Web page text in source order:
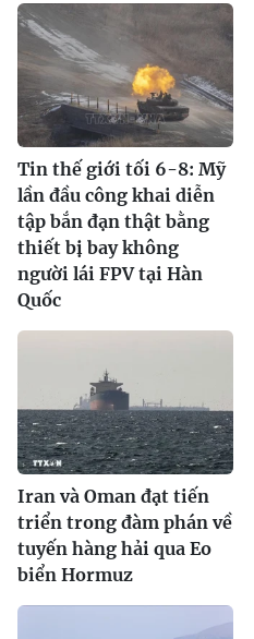
Tin thế giới tối 6-8: Mỹ
lần đầu công khai diễn
tập bắn đạn thật bằng
thiết bị bay không
người lái FPV tại Hàn
Quốc
Iran và Oman đạt tiến
triển trong đàm phán về
tuyến hàng hải qua Eo
biển Hormuz